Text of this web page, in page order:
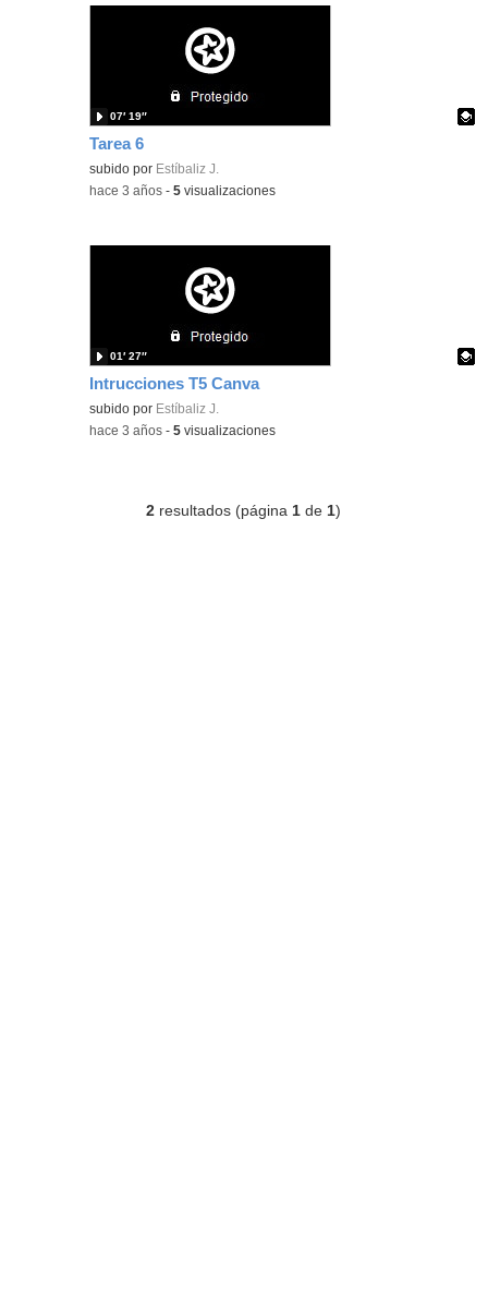
Tarea 6
Contenido educativo.
subido por Estíbaliz J.
07′ 19″
-hace 3 años -5 visualizaciones
Intrucciones T5 Canva
Contenido educativo.
subido por Estíbaliz J.
01′ 27″
-hace 3 años -5 visualizaciones
2 resultados (página 1 de 1)